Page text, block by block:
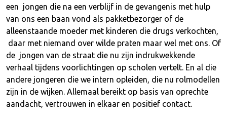
een jongen die na een verblijf in de gevangenis met hulp
van ons een baan vond als pakketbezorger of de
alleenstaande moeder met kinderen die drugs verkochten,
daar met niemand over wilde praten maar wel met ons. Of
de jongen van de straat die nu zijn indrukwekkende
verhaal tijdens voorlichtingen op scholen vertelt. En al die
andere jongeren die we intern opleiden, die nu rolmodellen
zijn in de wijken. Allemaal bereikt op basis van oprechte
aandacht, vertrouwen in elkaar en positief contact.